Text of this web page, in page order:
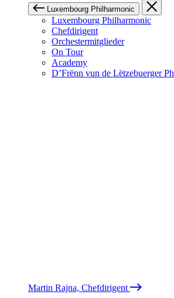
Luxembourg Philharmonic
Luxembourg Philharmonic
Chefdirigent
Orchestermitglieder
On Tour
Academy
D’Frënn vun de Lëtzebuerger
Martin Rajna, Chefdirigent